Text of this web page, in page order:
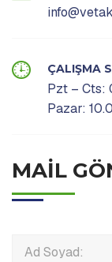
ÇALIŞMA
Pzt – Cts:
Pazar:
MAIL